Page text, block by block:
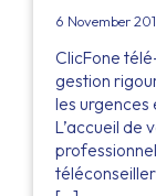
6 November
ClicFone
gestion
les urgences
L’accueil de